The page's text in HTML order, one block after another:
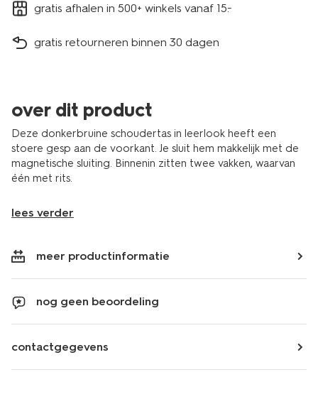
gratis afhalen in 500+ winkels vanaf 15.-
gratis retourneren binnen 30 dagen
over dit product
Deze donkerbruine schoudertas in leerlook heeft een
stoere gesp aan de voorkant. Je sluit hem makkelijk met de
magnetische sluiting. Binnenin zitten twee vakken, waarvan
één met rits.
lees verder
meer productinformatie
nog geen beoordeling
contactgegevens